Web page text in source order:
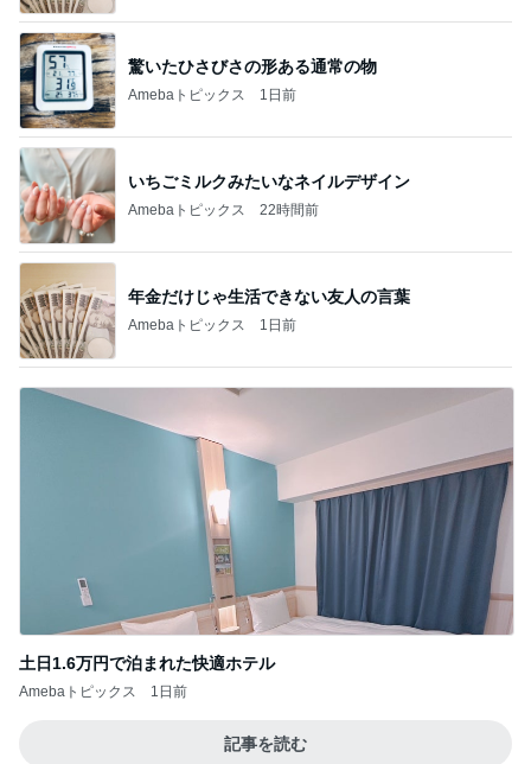
驚いたひさびさの形ある通常の物
Amebaトピックス 1日前
いちごミルクみたいなネイルデザイン
Amebaトピックス 22時間前
年金だけじゃ生活できない友人の言葉
Amebaトピックス 1日前
土日1.6万円で泊まれた快適ホテル
Amebaトピックス 1日前
記事を読む